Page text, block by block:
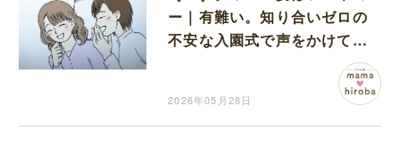
ー｜有難い。知り合いゼロの
不安な入園式で声をかけてく
れた明るく優しそうなママ
2026年05月28日